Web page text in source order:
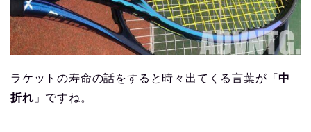
ラケットの寿命の話をすると時々出てくる言葉が「中
折れ 」ですね。